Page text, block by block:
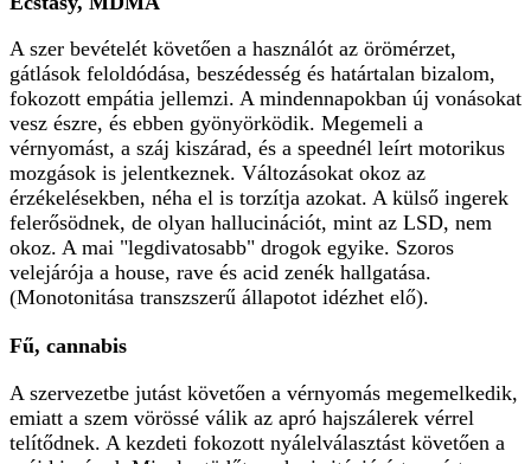
A szer bevételét követően a használót az örömérzet,
gátlások feloldódása, beszédesség és határtalan bizalom,
fokozott empátia jellemzi. A mindennapokban új vonásokat
vesz észre, és ebben gyönyörködik. Megemeli a
vérnyomást, a száj kiszárad, és a speednél leírt motorikus
mozgások is jelentkeznek. Változásokat okoz az
érzékelésekben, néha el is torzítja azokat. A külső ingerek
felerősödnek, de olyan hallucinációt, mint az LSD, nem
okoz. A mai "legdivatosabb" drogok egyike. Szoros
velejárója a house, rave és acid zenék hallgatása.
(Monotonitása transzszerű állapotot idézhet elő).
Fű, cannabis
A szervezetbe jutást követően a vérnyomás megemelkedik,
emiatt a szem vörössé válik az apró hajszálerek vérrel
telítődnek. A kezdeti fokozott nyálelválasztást követően a